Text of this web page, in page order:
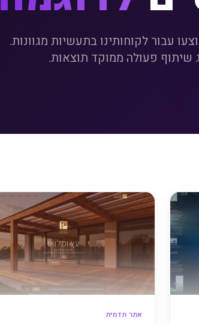
עבור לקוחותינו בתעשיות מגוונות.
שיתוף פעולה ממוקד תוצאות.
אתר תדמית